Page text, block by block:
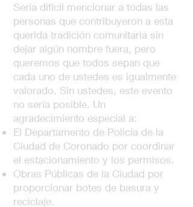
Sería difícil mencionar a todas las
personas que contribuyeron a esta
querida tradición comunitaria sin
dejar algún nombre fuera, pero
queremos que todos sepan que
cada uno de ustedes es igualmente
valorado. Sin ustedes, este evento
no sería posible. Un
agradecimiento especial a:
El Departamento de Policía de la
Ciudad de Coronado por coordinar
el estacionamiento y los permisos.
Obras Públicas de la Ciudad por
proporcionar botes de basura y
reciclaje.